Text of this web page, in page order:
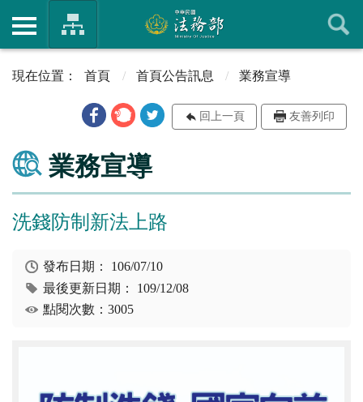
首頁 首頁公告訊息 業務宣導
回上一頁 友善列印
業務宣導
洗錢防制新法上路
發布日期： 106/07/10
最後更新日期： 109/12/08
點閱次數：3005